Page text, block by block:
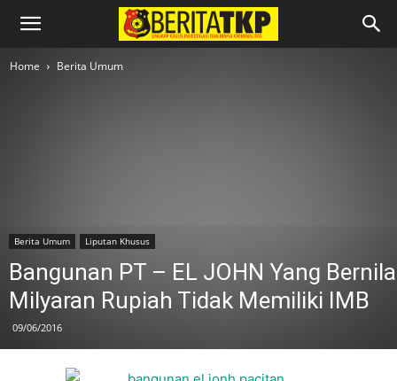
Home Berita Umum
Berita Umum Liputan Khusus
Bangunan PT – EL JOHN Yang
Milyaran Rupiah Tidak Memiliki IMB
09/06/2016